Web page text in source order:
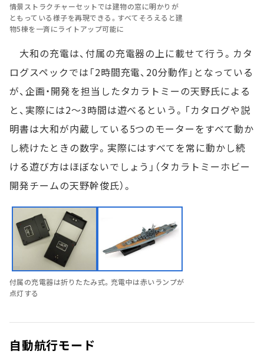
情景ストラクチャーセットでは建物の窓に明かりが
ともっている様子を再現できる。すべてそろえると建
物5棟を一斉にライトアップ可能に
大和の充電は、付属の充電器の上に載せて行う。カタ
ログスペックでは「2時間充電、20分動作」となっている
が、企画・開発を担当したタカラトミーの天野氏による
と、実際には2～3時間は遊べるという。「カタログや説
明書は大和が内蔵している5つのモーターをすべて動か
し続けたときの数字。実際にはすべてを常に動かし続
ける遊び方はほぼないでしょう」（タカラトミーホビー
開発チームの天野幹俊氏）。
付属の充電器は折りたたみ式。充電中は赤いランプが
点灯する
自動航行モード